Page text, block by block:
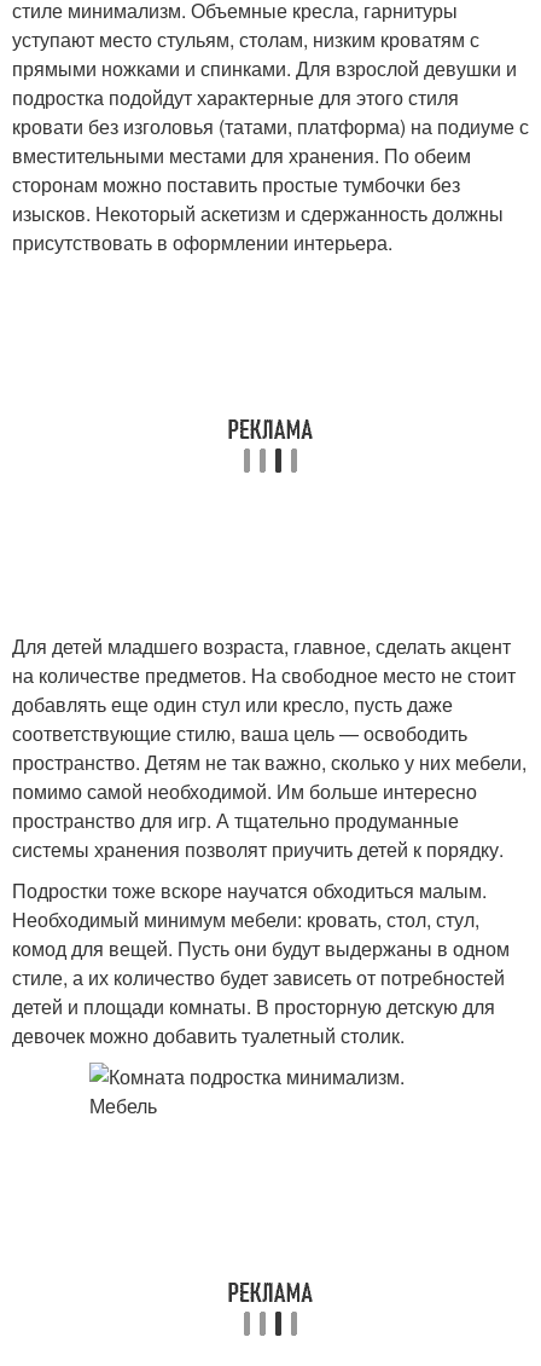
стиле минимализм. Объемные кресла, гарнитуры
уступают место стульям, столам, низким кроватям с
прямыми ножками и спинками. Для взрослой девушки и
подростка подойдут характерные для этого стиля
кровати без изголовья (татами, платформа) на подиуме с
вместительными местами для хранения. По обеим
сторонам можно поставить простые тумбочки без
изысков. Некоторый аскетизм и сдержанность должны
присутствовать в оформлении интерьера.
Для детей младшего возраста, главное, сделать акцент
на количестве предметов. На свободное место не стоит
добавлять еще один стул или кресло, пусть даже
соответствующие стилю, ваша цель — освободить
пространство. Детям не так важно, сколько у них мебели,
помимо самой необходимой. Им больше интересно
пространство для игр. А тщательно продуманные
системы хранения позволят приучить детей к порядку.
Подростки тоже вскоре научатся обходиться малым.
Необходимый минимум мебели: кровать, стол, стул,
комод для вещей. Пусть они будут выдержаны в одном
стиле, а их количество будет зависеть от потребностей
детей и площади комнаты. В просторную детскую для
девочек можно добавить туалетный столик.